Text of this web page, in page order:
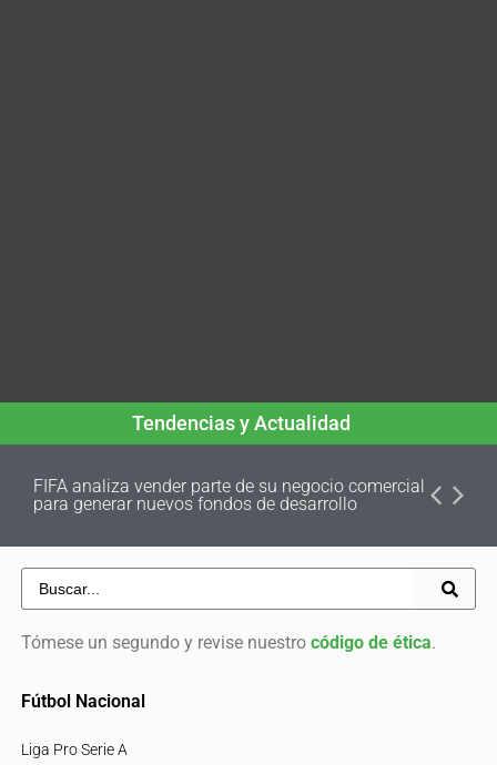
Tendencias y Actualidad
FIFA analiza vender parte de su negocio comercial
para generar nuevos fondos de desarrollo
Tómese un segundo y revise nuestro código de ética.
Fútbol Nacional
Liga Pro Serie A